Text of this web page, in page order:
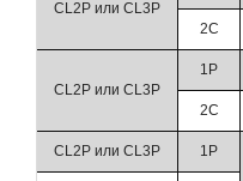
CL2P или CL3P
2C
CL2P или CL3P
1P
2C
CL2P или CL3P 1P